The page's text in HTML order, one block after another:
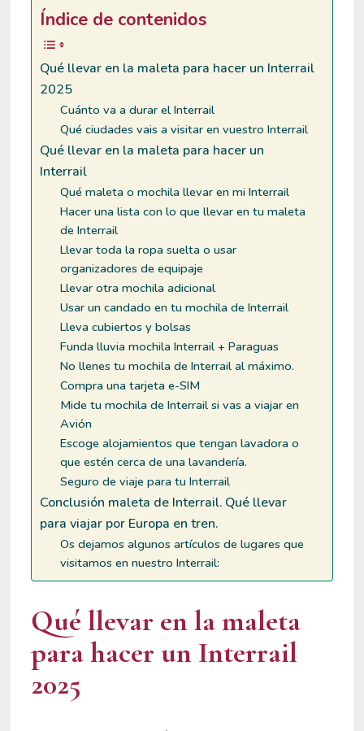
Índice de contenidos
Qué llevar en la maleta para hacer un Interrail
2025
Cuánto va a durar el Interrail
Qué ciudades vais a visitar en vuestro Interrail
Qué llevar en la maleta para hacer un
Interrail
Qué maleta o mochila llevar en mi Interrail
Hacer una lista con lo que llevar en tu maleta
de Interrail
Llevar toda la ropa suelta o usar
organizadores de equipaje
Llevar otra mochila adicional
Usar un candado en tu mochila de Interrail
Lleva cubiertos y bolsas
Funda lluvia mochila Interrail + Paraguas
No llenes tu mochila de Interrail al máximo.
Compra una tarjeta e-SIM
Mide tu mochila de Interrail si vas a viajar en
Avión
Escoge alojamientos que tengan lavadora o
que estén cerca de una lavandería.
Seguro de viaje para tu Interrail
Conclusión maleta de Interrail. Qué llevar
para viajar por Europa en tren.
Os dejamos algunos artículos de lugares que
visitamos en nuestro Interrail:
Qué llevar en la maleta
para hacer un Interrail
2025